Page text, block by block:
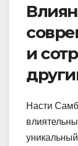
и
Насти
уникальный